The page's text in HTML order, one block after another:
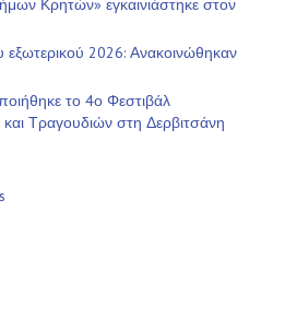
Κρητών» εγκαινιάστηκε στον
εξωτερικού 2026: Ανακοινώθηκαν
το 4ο Φεστιβάλ
Τραγουδιών στη Δερβιτσάνη